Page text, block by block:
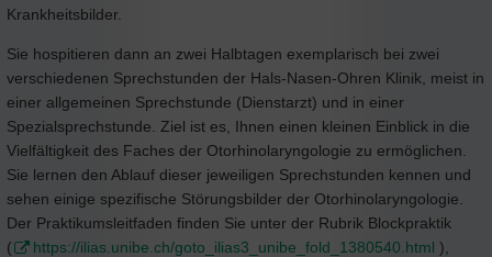
Krankheitsbilder.
Sie hospitieren dann an zwei Halbtagen exemplarisch bei zwei
verschiedenen Sprechstunden der Hals-Nasen-Ohren Klinik, meist in
einer allgemeinen Sprechstunde (Dienstarzt) und in einer
Spezialsprechstunde. Ziel ist es, Ihnen einen kleinen Einblick in die
Vielfältigkeit des Faches der Otorhinolaryngologie zu ermöglichen.
Sie lernen den Ablauf dieser jeweiligen Sprechstunden kennen und
sehen einige spezifische Störungsbilder der Otorhinolaryngologie.
Der Praktikumsleitfaden finden Sie unter der Rubrik Blockpraktik
(
https://ilias.unibe.ch/goto_ilias3_unibe_fold_1380540.html ),